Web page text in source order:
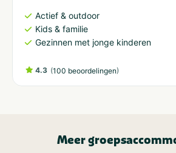
Actief & outdoor
Kids & familie
Gezinnen met jonge kinderen
4.3 (100 beoordelingen)
Meer